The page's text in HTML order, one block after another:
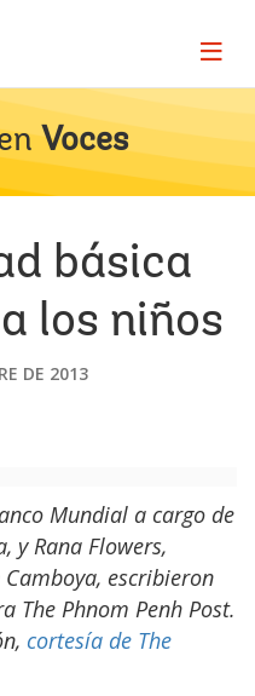
Page
Voces
básica
los niños
DE 2013
Mundial a cargo de
y Rana Flowers,
escribieron
The Phnom Penh Post.
cortesía de The